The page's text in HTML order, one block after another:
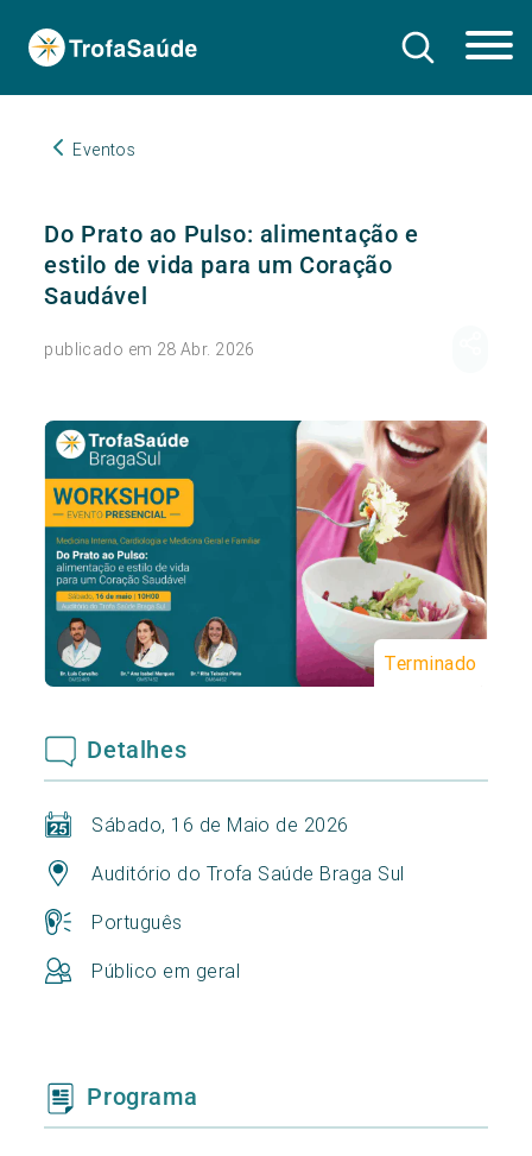
Eventos
Do Prato ao Pulso: alimentação e
estilo de vida para um Coração
Saudável
publicado em 28 Abr. 2026
Terminado
Detalhes
Sábado, 16 de Maio de 2026
Auditório do Trofa Saúde Braga Sul
Português
Público em geral
Programa